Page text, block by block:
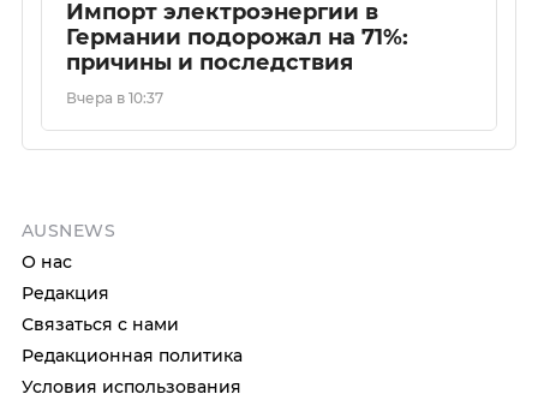
Импорт электроэнергии в
Германии подорожал на 71%:
причины и последствия
Вчера в 10:37
AUSNEWS
О нас
Редакция
Связаться с нами
Редакционная политика
Условия использования